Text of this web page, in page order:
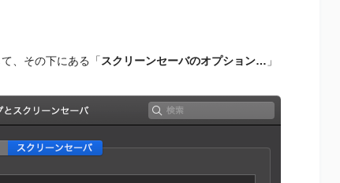
、その下にある「 スクリーンセーバのオプション… 」